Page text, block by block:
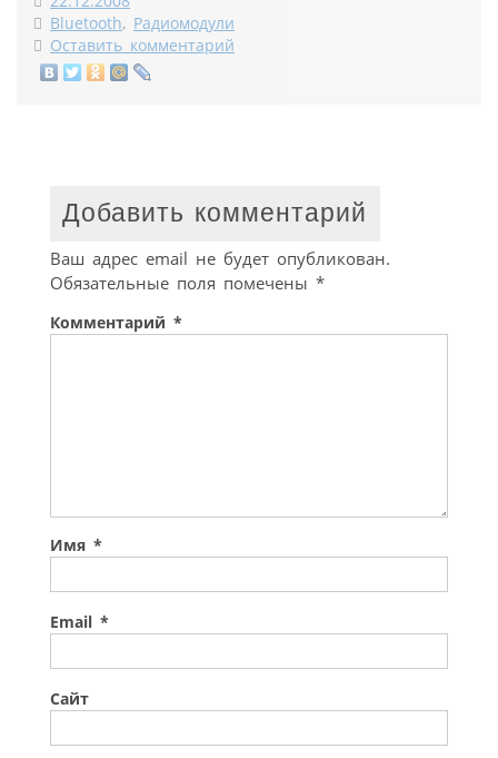
Bluetooth, Радиомодули
Оставить комментарий
Добавить комментарий
Ваш адрес email не будет опубликован.
Обязательные поля помечены *
Комментарий *
Имя *
Email *
Сайт